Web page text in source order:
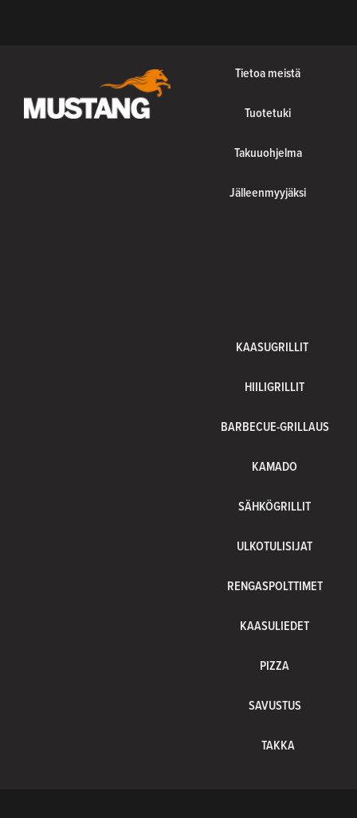
Tietoa meistä
Tuotetuki
Takuuohjelma
Jälleenmyyjäksi
KAASUGRILLIT
HIILIGRILLIT
BARBECUE-GRILLAUS
KAMADO
SÄHKÖGRILLIT
ULKOTULISIJAT
RENGASPOLTTIMET
KAASULIEDET
PIZZA
SAVUSTUS
TAKKA